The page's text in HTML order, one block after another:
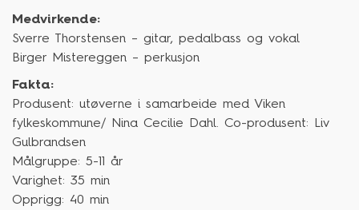
Medvirkende:
Sverre Thorstensen – gitar, pedalbass og vokal
Birger Mistereggen – perkusjon
Fakta:
Produsent: utøverne i samarbeide med Viken
fylkeskommune/ Nina Cecilie Dahl. Co-produsent: Liv
Gulbrandsen
Målgruppe: 5-11 år
Varighet: 35 min
Opprigg: 40 min